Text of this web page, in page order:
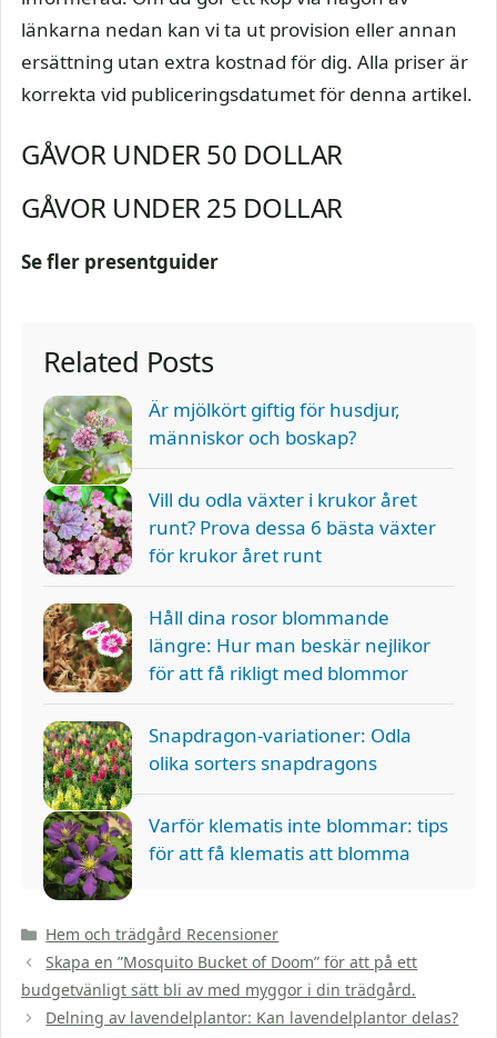
länkarna nedan kan vi ta ut provision eller annan
ersättning utan extra kostnad för dig. Alla priser är
korrekta vid publiceringsdatumet för denna artikel.
GÅVOR UNDER 50 DOLLAR
GÅVOR UNDER 25 DOLLAR
Se fler presentguider
Related Posts
Är mjölkört giftig för husdjur,
människor och boskap?
Vill du odla växter i krukor året
runt? Prova dessa 6 bästa växter
för krukor året runt
Håll dina rosor blommande
längre: Hur man beskär nejlikor
för att få rikligt med blommor
Snapdragon-variationer: Odla
olika sorters snapdragons
Varför klematis inte blommar: tips
för att få klematis att blomma
Kategorier
Hem och trädgård Recensioner
Skapa en ”Mosquito Bucket of Doom” för att på ett
budgetvänligt sätt bli av med myggor i din trädgård.
Delning av lavendelplantor: Kan lavendelplantor delas?